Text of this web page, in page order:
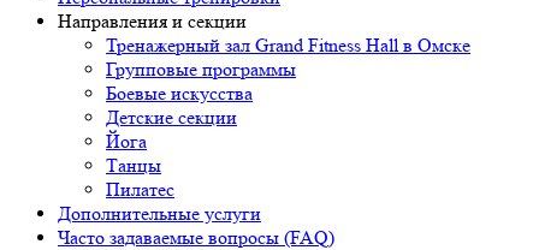
Направления и секции
Тренажерный зал Grand Fitness Hall в Омске
Групповые программы
Боевые искусства
Детские секции
Йога
Танцы
Пилатес
Дополнительные услуги
Часто задаваемые вопросы (FAQ)